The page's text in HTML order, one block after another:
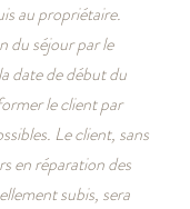
au propriétaire.
du séjour par le
date de début du
le client par
Le client, sans
en réparation des
subis, sera